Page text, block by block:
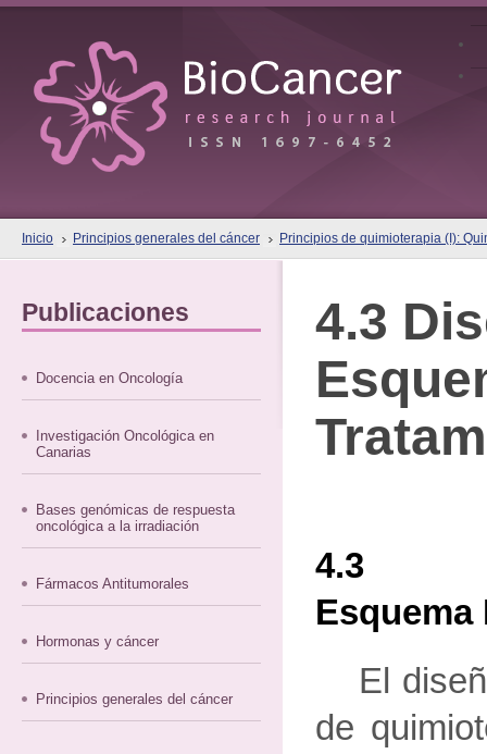
Inicio Principios generales del cáncer Principios de quimioterapia (I):
Publicaciones
Docencia en Oncología
Investigación Oncológica en
Canarias
Bases genómicas de respuesta
oncológica a la irradiación
Fármacos Antitumorales
Hormonas y cáncer
Principios generales del cáncer
4.3
4.3
Esquema
El
de